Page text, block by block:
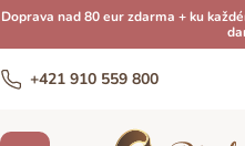
Doprava nad 80 eur zdarma + ku
+421 910 559 800